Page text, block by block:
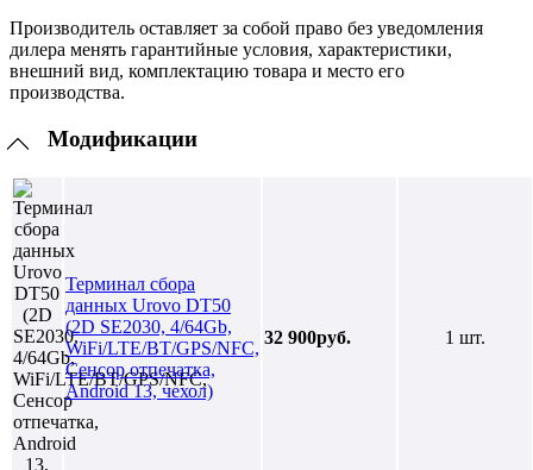
Производитель оставляет за собой право без уведомления
дилера менять гарантийные условия, характеристики,
внешний вид, комплектацию товара и место его
производства.
Модификации
Терминал сбора
данных Urovo DT50
(2D SE2030, 4/64Gb,
WiFi/LTE/BT/GPS/NFC,
Сенсор отпечатка,
Android 13, чехол)
32 900руб. 1 шт.